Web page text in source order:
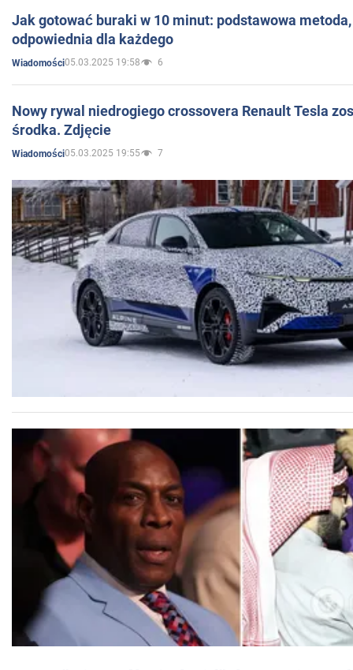
Jak gotować buraki w 10 minut: podstawowa
odpowiednia dla każdego
Wiadomości05.03.2025 19:58 6
Nowy rywal niedrogiego crossovera Renault Tesla
środka. Zdjęcie
Wiadomości05.03.2025 19:55 7